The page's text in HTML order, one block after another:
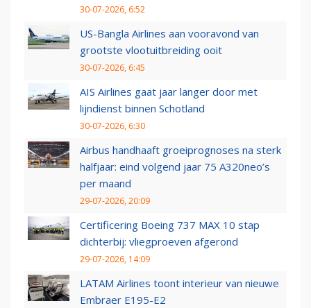
30-07-2026, 6:52
US-Bangla Airlines aan vooravond van
grootste vlootuitbreiding ooit
30-07-2026, 6:45
AIS Airlines gaat jaar langer door met
lijndienst binnen Schotland
30-07-2026, 6:30
Airbus handhaaft groeiprognoses na sterk
halfjaar: eind volgend jaar 75 A320neo’s
per maand
29-07-2026, 20:09
Certificering Boeing 737 MAX 10 stap
dichterbij: vliegproeven afgerond
29-07-2026, 14:09
LATAM Airlines toont interieur van nieuwe
Embraer E195-E2